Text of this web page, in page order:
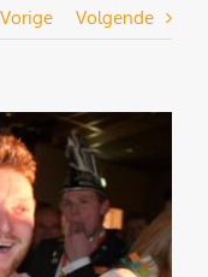
Vorige Volgende